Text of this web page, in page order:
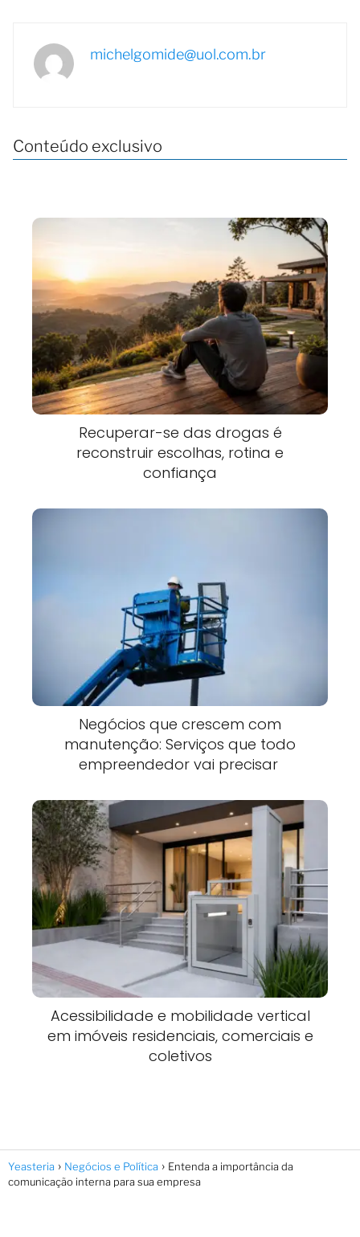
michelgomide@uol.com.br
Conteúdo exclusivo
Recuperar-se das drogas é
reconstruir escolhas, rotina e
confiança
Negócios que crescem com
manutenção: Serviços que todo
empreendedor vai precisar
Acessibilidade e mobilidade vertical
em imóveis residenciais, comerciais e
coletivos
Yeasteria Negócios e Política
Entenda a importância da
comunicação interna para sua empresa